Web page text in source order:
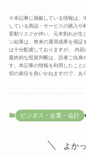
※本記事に掲載している情報は、
している商品・サービスの購入
変動リスクが伴い、元本割れが生
ン結果は、将来の運用成果を保証
は十分配慮しておりますが、 内容
最終的な投資判断は、読者ご自身
す。本記事の情報を利用したこと
切の責任を負いかねますので、あ
ビジネス・企業・会計
よか